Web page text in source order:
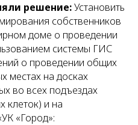
решение:Установить
собственников
доме о проведении
системы ГИС
о проведении общих
местах на досках
во всех подъездах
клеток) и на
«Город»: